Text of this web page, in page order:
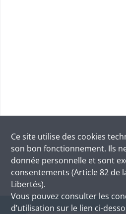
Ce site utilise des cookies
son bon fonctionnement. Ils
donnée personnelle et sont
consentements (Article 82 de
Libertés).
Vous pouvez consulter les
d’utilisation sur le lien ci-